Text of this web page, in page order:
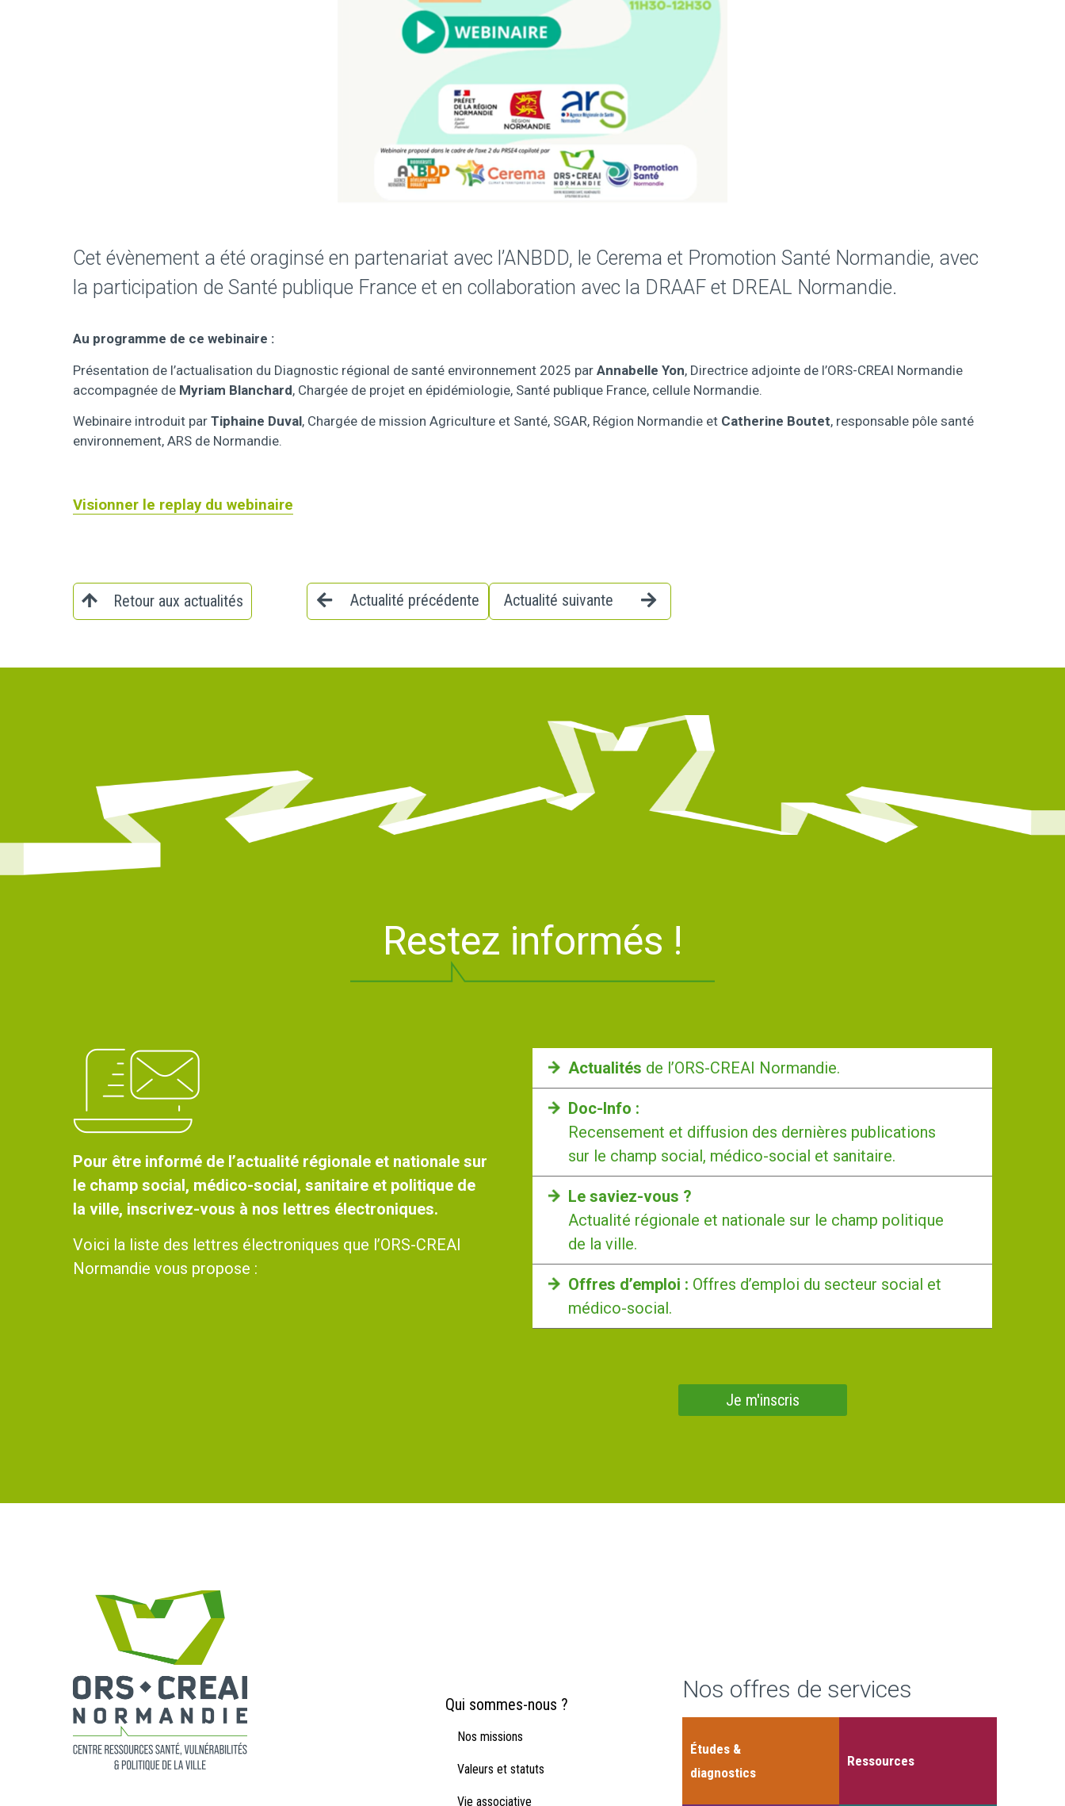
Cet évènement a été oraginsé en partenariat avec l’ANBDD, le Cerema et Promotion Santé Normandie, avec
la participation de Santé publique France et en collaboration avec la DRAAF et DREAL Normandie.
Au programme de ce webinaire :
Présentation de l’actualisation du Diagnostic régional de santé environnement 2025 par Annabelle Yon, Directrice adjointe de l’ORS-CREAI Normandie
accompagnée de Myriam Blanchard, Chargée de projet en épidémiologie, Santé publique France, cellule Normandie.
Webinaire introduit par Tiphaine Duval, Chargée de mission Agriculture et Santé, SGAR, Région Normandie et Catherine Boutet, responsable pôle santé
environnement, ARS de Normandie.
Visionner le replay du webinaire
Retour aux actualités Actualité précédente Actualité suivante
Restez informés !
Pour être informé de l’actualité régionale et nationale sur
le champ social, médico-social, sanitaire et politique de
la ville, inscrivez-vous à nos lettres électroniques.
Voici la liste des lettres électroniques que l’ORS-CREAI
Normandie vous propose :
Actualités de l’ORS-CREAI Normandie.
Doc-Info :
Recensement et diffusion des dernières publications
sur le champ social, médico-social et sanitaire.
Le saviez-vous ?
Actualité régionale et nationale sur le champ politique
de la ville.
Offres d’emploi : Offres d’emploi du secteur social et
médico-social.
Je m'inscris
Qui sommes-nous ?
Nos missions
Valeurs et statuts
Vie associative
Nos offres de services
Études &
diagnostics
Ressources